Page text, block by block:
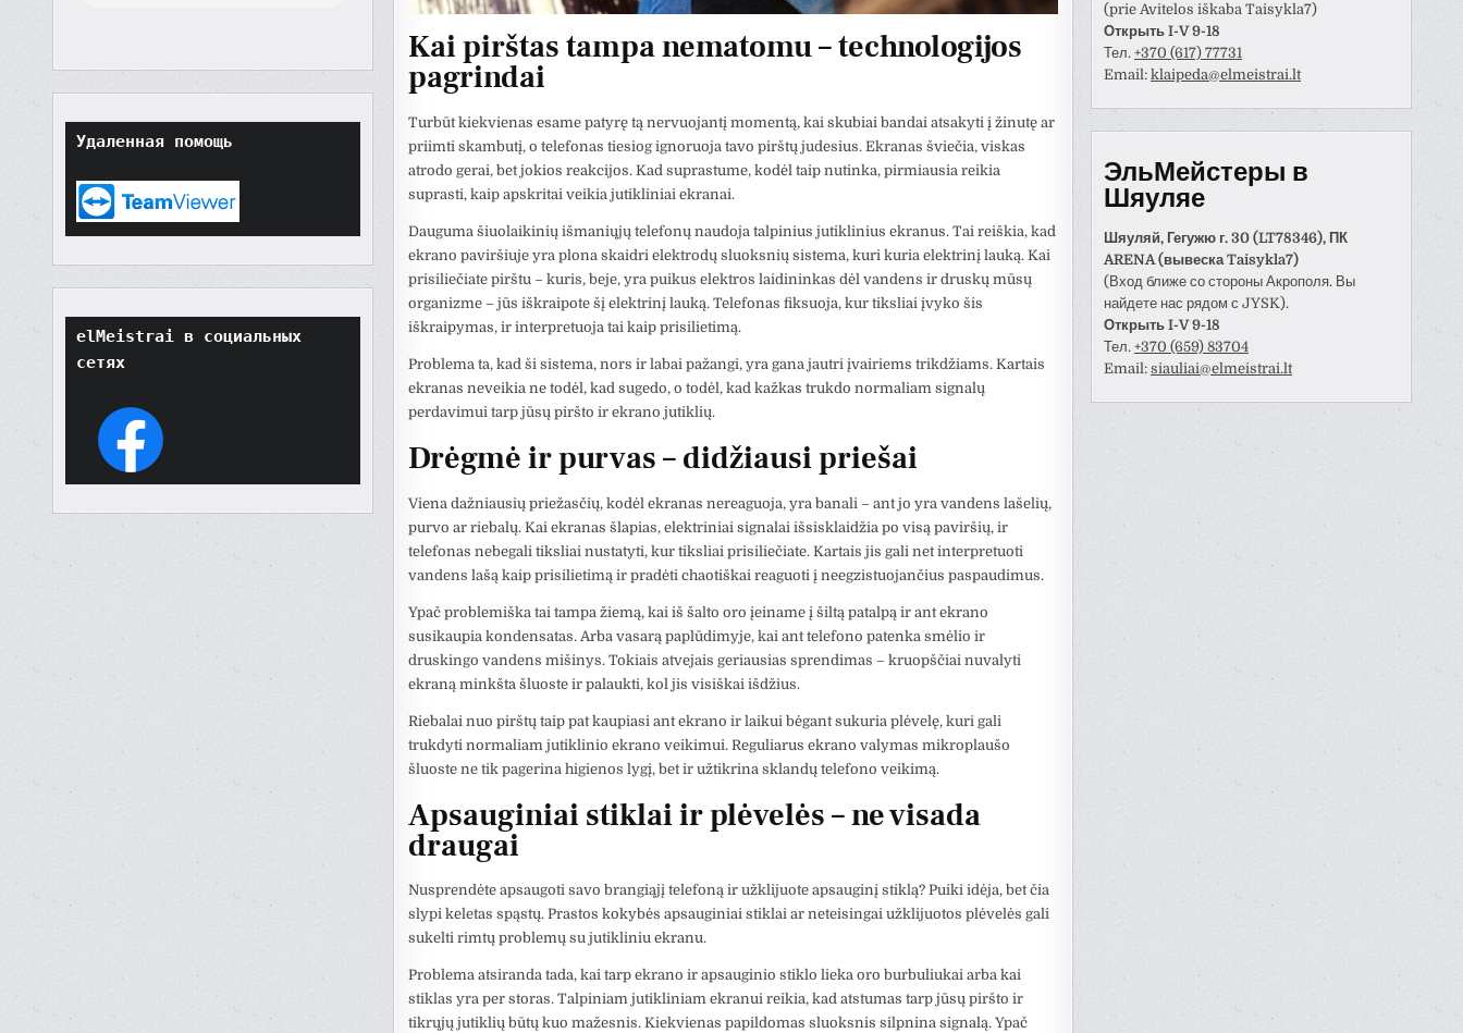
Удаленная помощь
elMeistrai в социальных
сетях
Kai pirštas tampa nematomu – technologijos
pagrindai
Turbūt kiekvienas esame patyrę tą nervuojantį momentą, kai skubiai bandai atsakyti į žinutę ar
priimti skambutį, o telefonas tiesiog ignoruoja tavo pirštų judesius. Ekranas šviečia, viskas
atrodo gerai, bet jokios reakcijos. Kad suprastume, kodėl taip nutinka, pirmiausia reikia
suprasti, kaip apskritai veikia jutikliniai ekranai.
Dauguma šiuolaikinių išmaniųjų telefonų naudoja talpinius jutiklinius ekranus. Tai reiškia, kad
ekrano paviršiuje yra plona skaidri elektrodų sluoksnių sistema, kuri kuria elektrinį lauką. Kai
prisiliečiate pirštu – kuris, beje, yra puikus elektros laidininkas dėl vandens ir druskų mūsų
organizme – jūs iškraipote šį elektrinį lauką. Telefonas fiksuoja, kur tiksliai įvyko šis
iškraipymas, ir interpretuoja tai kaip prisilietimą.
Problema ta, kad ši sistema, nors ir labai pažangi, yra gana jautri įvairiems trikdžiams. Kartais
ekranas neveikia ne todėl, kad sugedo, o todėl, kad kažkas trukdo normaliam signalų
perdavimui tarp jūsų piršto ir ekrano jutiklių.
Drėgmė ir purvas – didžiausi priešai
Viena dažniausių priežasčių, kodėl ekranas nereaguoja, yra banali – ant jo yra vandens lašelių,
purvo ar riebalų. Kai ekranas šlapias, elektriniai signalai išsisklaidžia po visą paviršių, ir
telefonas nebegali tiksliai nustatyti, kur tiksliai prisiliečiate. Kartais jis gali net interpretuoti
vandens lašą kaip prisilietimą ir pradėti chaotiškai reaguoti į neegzistuojančius paspaudimus.
Ypač problemiška tai tampa žiemą, kai iš šalto oro įeiname į šiltą patalpą ir ant ekrano
susikaupia kondensatas. Arba vasarą paplūdimyje, kai ant telefono patenka smėlio ir
druskingo vandens mišinys. Tokiais atvejais geriausias sprendimas – kruopščiai nuvalyti
ekraną minkšta šluoste ir palaukti, kol jis visiškai išdžius.
Riebalai nuo pirštų taip pat kaupiasi ant ekrano ir laikui bėgant sukuria plėvelę, kuri gali
trukdyti normaliam jutiklinio ekrano veikimui. Reguliarus ekrano valymas mikroplaušo
šluoste ne tik pagerina higienos lygį, bet ir užtikrina sklandų telefono veikimą.
Apsauginiai stiklai ir plėvelės – ne visada
draugai
Nusprendėte apsaugoti savo brangiąjį telefoną ir užklijuote apsauginį stiklą? Puiki idėja, bet čia
slypi keletas spąstų. Prastos kokybės apsauginiai stiklai ar neteisingai užklijuotos plėvelės gali
sukelti rimtų problemų su jutikliniu ekranu.
Problema atsiranda tada, kai tarp ekrano ir apsauginio stiklo lieka oro burbuliukai arba kai
stiklas yra per storas. Talpiniam jutikliniam ekranui reikia, kad atstumas tarp jūsų piršto ir
tikrųjų jutiklių būtų kuo mažesnis. Kiekvienas papildomas sluoksnis silpnina signalą. Ypač
(prie Avitelos iškaba Taisykla7)
Открыть I-V 9-18
Тел. +370 (617) 77731
Email: klaipeda@elmeistrai.lt
ЭльМейстеры в
Шяуляе
Шяуляй, Гегужю г. 30 (LT78346), ПК
ARENA (вывеска Taisykla7)
(Вход ближе со стороны Акрополя. Вы
найдете нас рядом с JYSK).
Открыть I-V 9-18
Тел. +370 (659) 83704
Email: siauliai@elmeistrai.lt